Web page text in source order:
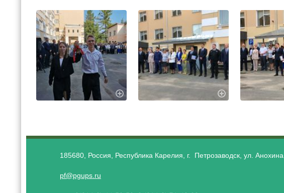
185680, Россия, Республика Карелия, г. Петрозаводск, ул.
pf@pgups.ru